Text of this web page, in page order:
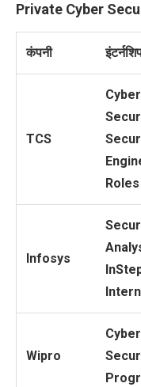
Private Cyber
कंपनी
TCS
Cyber
Roles
Infosys
Wipro
Cyber